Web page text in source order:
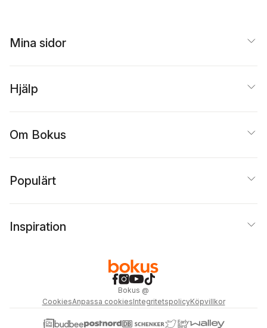
Mina sidor
Hjälp
Om Bokus
Populärt
Inspiration
Bokus @
CookiesAnpassa cookiesIntegritetspolicyKöpvillkor